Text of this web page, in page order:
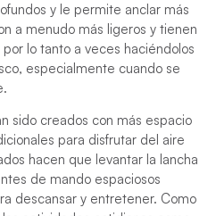
y le permite anclar más
a menudo más ligeros y tienen
lo tanto a veces haciéndolos
especialmente cuando se
sido creados con más espacio
para disfrutar del aire
hacen que levantar la lancha
de mando espaciosos
descansar y entretener. Como